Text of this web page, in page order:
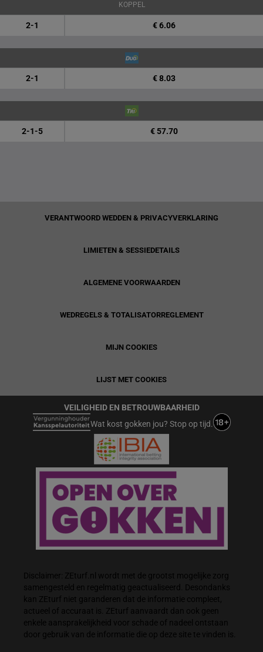
KOPPEL
2-1 € 6.06
2-1 € 8.03
2-1-5 € 57.70
VERANTWOORD WEDDEN & PRIVACYVERKLARING
LIMIETEN & SESSIEDETAILS
ALGEMENE VOORWAARDEN
WEDREGELS & TOTALISATORREGLEMENT
MIJN COOKIES
LIJST MET COOKIES
VEILIGHEID EN BETROUWBAARHEID
Wat kost gokken jou? Stop op tijd.
Disclaimer: ZEturf.nl wordt met de grootst mogelijke zorg
samengesteld en regelmatig geactualiseerd. Desondanks
kan ZEturf niet garanderen dat de informatie compleet,
actueel of accuraat is. ZEturf aanvaardt dan ook geen
enkele aansprakelijkheid voor schade of nadeel ontstaan
door gebruik van de informatie die op deze site te vinden is.